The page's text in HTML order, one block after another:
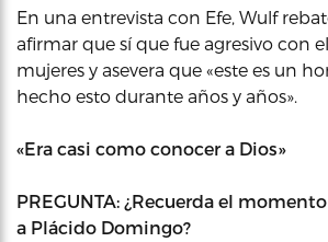
En una entrevista con Efe, Wulf
afirmar que sí que fue agresivo con
mujeres y asevera que «este es un
hecho esto durante años y años».
«Era casi como conocer a Dios»
PREGUNTA: ¿Recuerda el
a Plácido Domingo?